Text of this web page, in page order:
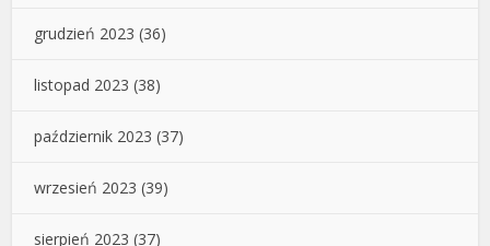
grudzień 2023 (36)
listopad 2023 (38)
październik 2023 (37)
wrzesień 2023 (39)
sierpień 2023 (37)